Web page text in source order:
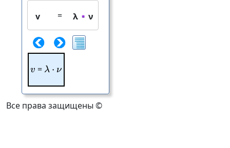
v = λ ν
v
v = \lambda\cdot \nu
λ ⋅ ν
Все права защищены ©